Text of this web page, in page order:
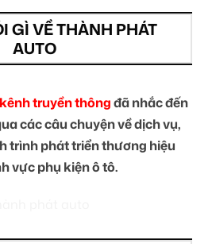
GÌ VỀ THÀNH PHÁT
AUTO
truyền thôngđã nhắc đến
các câu chuyện về dịch vụ,
trình phát triển thương hiệu
vực phụ kiện ô tô.